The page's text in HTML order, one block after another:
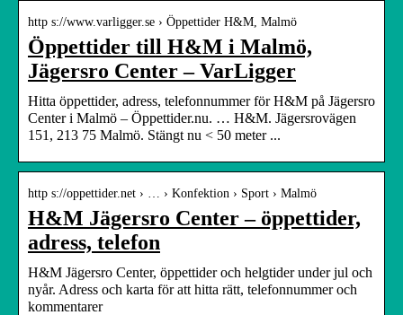
http s://www.varligger.se › Öppettider H&M, Malmö
Öppettider till H&M i Malmö,
Jägersro Center – VarLigger
Hitta öppettider, adress, telefonnummer för H&M på Jägersro
Center i Malmö – Öppettider.nu. … H&M. Jägersrovägen
151, 213 75 Malmö. Stängt nu < 50 meter ...
http s://oppettider.net › … › Konfektion › Sport › Malmö
H&M Jägersro Center – öppettider,
adress, telefon
H&M Jägersro Center, öppettider och helgtider under jul och
nyår. Adress och karta för att hitta rätt, telefonnummer och
kommentarer